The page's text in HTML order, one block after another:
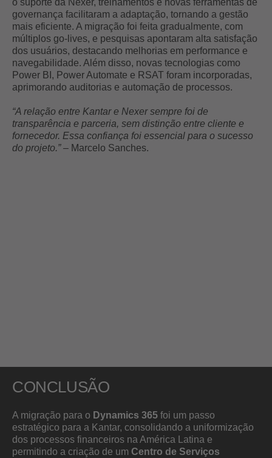
o suporte da Nexer, treinamentos e novas ferramentas de
governança facilitaram a adaptação, tornando a gestão
mais eficiente. A migração foi feita gradualmente, com
múltiplos go-lives, e pesquisas apontaram alta satisfação
dos usuários, destacando melhorias em performance e
navegabilidade. Além disso, novas tecnologias como
Power BI, Power Automate e RSAT foram incorporadas,
aprimorando auditorias e automação de processos.
“A relação entre Kantar e Nexer sempre foi de
transparência e parceria, sem distinção entre cliente e
fornecedor. Essa confiança foi essencial para o sucesso
do projeto.”– Marcelo Sanches.
CONCLUSÃO
A migração para o Dynamics 365 foi um passo
estratégico para a Kantar, consolidando a uniformização
dos processos financeiros na América Latina e
permitindo a criação de um Centro de Serviços